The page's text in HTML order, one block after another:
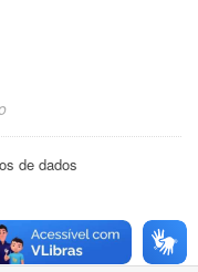
de dados